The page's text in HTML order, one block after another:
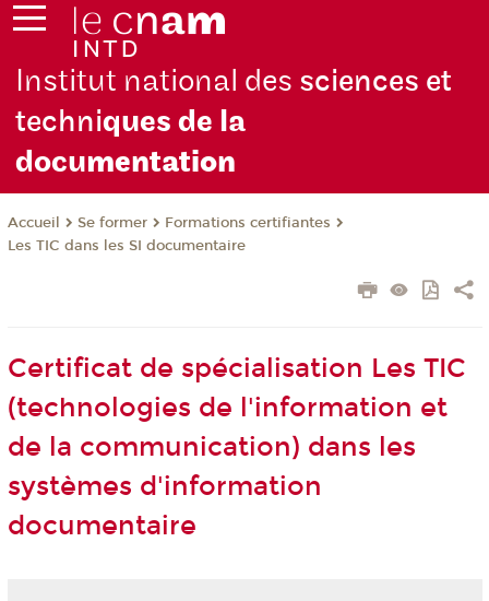
Institut national des sciences et
techniques de la
documentation
Accueil Se former
Formations certifiantes
Les TIC dans les SI documentaire
Certificat de spécialisation Les TIC
(technologies de l'information et
de la communication) dans les
systèmes d'information
documentaire